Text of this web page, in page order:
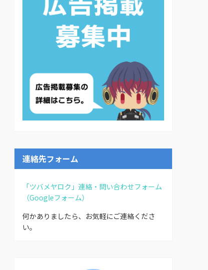
連絡先フォーム
「ツバメヤロク」連絡・問い合わせフォーム
（Googleフォーム）
何かありましたら、お気軽にご連絡くださ
い。